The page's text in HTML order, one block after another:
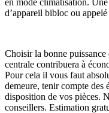
d’appareil bibloc ou
Choisir la bonne
centrale contribuera à
Pour cela il vous faut
demeure, tenir compte des
disposition de vos pièces.
conseillers. Estimation